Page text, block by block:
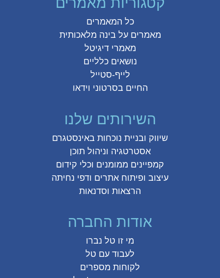
כל המאמרים
מאמרים עלבינה מלאכותית
מאמרי דיגיטל
נושאים כלליים
לייף-סטייל
החיים בסרטוני וידאו
השירותים שלנו
שיווק ובניית נוכחות באינסטגרם
אסטרטגיה וניהול תוכן
קמפיינים ממומנים וכלי קידום
עיצוב ופיתוח אתרים ודפי נחיתה
הרצאות וסדנאות
אודות החברה
מי זו טל נברו
לעבוד עם טל
לקוחות מספרים